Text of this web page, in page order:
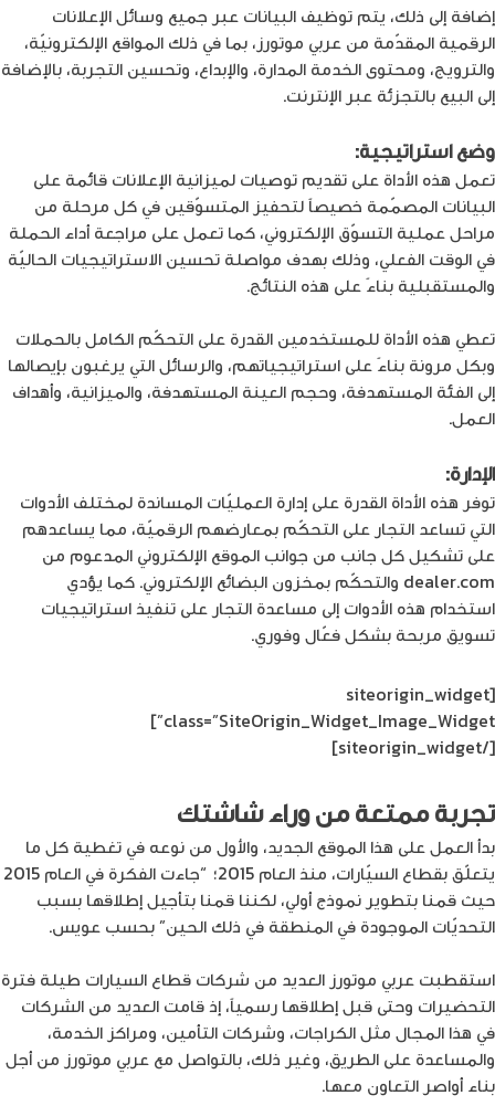
إضافة إلى ذلك، يتم توظيف البيانات عبر جميع وسائل الإعلانات
الرقمية المقدّمة من عربي موتورز، بما في ذلك المواقع الإلكترونيّة،
والترويج، ومحتوى الخدمة المدارة، والإبداع، وتحسين التجربة، بالإضافة
إلى البيع بالتجزئة عبر الإنترنت.
وضع استراتيجية:
تعمل هذه الأداة على تقديم توصيات لميزانية الإعلانات قائمة على
البيانات المصمّمة خصيصاً لتحفيز المتسوّقين في كل مرحلة من
مراحل عملية التسوّق الإلكتروني، كما تعمل على مراجعة أداء الحملة
في الوقت الفعلي، وذلك بهدف مواصلة تحسين الاستراتيجيات الحاليّة
والمستقبلية بناءً على هذه النتائج.
تعطي هذه الأداة للمستخدمين القدرة على التحكّم الكامل بالحملات
وبكل مرونة بناءً على استراتيجياتهم، والرسائل التي يرغبون بإيصالها
إلى الفئة المستهدفة، وحجم العينة المستهدفة، والميزانية، وأهداف
العمل.
الإدارة:
توفر هذه الأداة القدرة على إدارة العمليّات المساندة لمختلف الأدوات
التي تساعد التجار على التحكّم بمعارضهم الرقميّة، مما يساعدهم
على تشكيل كل جانب من جوانب الموقع الإلكتروني المدعوم من
dealer.com والتحكّم بمخزون البضائع الإلكتروني. كما يؤدي
استخدام هذه الأدوات إلى مساعدة التجار على تنفيذ استراتيجيات
تسويق مربحة بشكل فعّال وفوري.
[siteorigin_widget
class=”SiteOrigin_Widget_Image_Widget”]
[/siteorigin_widget]
تجربة ممتعة من وراء شاشتك
بدأ العمل على هذا الموقع الجديد، والأول من نوعه في تغطية كل ما
يتعلّق بقطاع السيّارات، منذ العام 2015؛ “جاءت الفكرة في العام 2015
حيث قمنا بتطوير نموذج أولي، لكننا قمنا بتأجيل إطلاقها بسبب
التحديّات الموجودة في المنطقة في ذلك الحين” بحسب عويس.
استقطبت عربي موتورز العديد من شركات قطاع السيارات طيلة فترة
التحضيرات وحتى قبل إطلاقها رسمياً، إذ قامت العديد من الشركات
في هذا المجال مثل الكراجات، وشركات التأمين، ومراكز الخدمة،
والمساعدة على الطريق، وغير ذلك، بالتواصل مع عربي موتورز من أجل
بناء أواصر التعاون معها.